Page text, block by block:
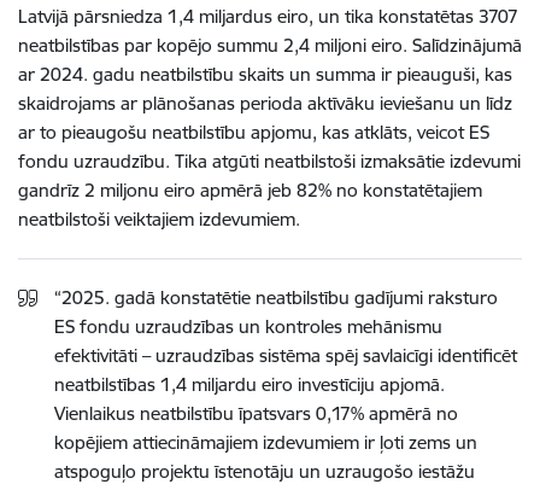
Latvijā pārsniedza 1,4 miljardus eiro, un tika konstatētas 3707
neatbilstības par kopējo summu 2,4 miljoni eiro. Salīdzinājumā
ar 2024. gadu neatbilstību skaits un summa ir pieauguši, kas
skaidrojams ar plānošanas perioda aktīvāku ieviešanu un līdz
ar to pieaugošu neatbilstību apjomu, kas atklāts, veicot ES
fondu uzraudzību. Tika atgūti neatbilstoši izmaksātie izdevumi
gandrīz 2 miljonu eiro apmērā jeb 82% no konstatētajiem
neatbilstoši veiktajiem izdevumiem.
“2025. gadā konstatētie neatbilstību gadījumi raksturo
ES fondu uzraudzības un kontroles mehānismu
efektivitāti – uzraudzības sistēma spēj savlaicīgi identificēt
neatbilstības 1,4 miljardu eiro investīciju apjomā.
Vienlaikus neatbilstību īpatsvars 0,17% apmērā no
kopējiem attiecināmajiem izdevumiem ir ļoti zems un
atspoguļo projektu īstenotāju un uzraugošo iestāžu